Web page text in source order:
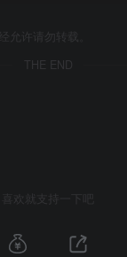
允许请勿转载。
THE END
喜欢就支持一下吧